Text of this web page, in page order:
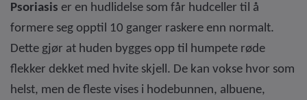
Psoriasis er en hudlidelse som får hudceller til å
formere seg opptil 10 ganger raskere enn normalt.
Dette gjør at huden bygges opp til humpete røde
flekker dekket med hvite skjell. De kan vokse hvor som
helst, men de fleste vises i hodebunnen, albuene,